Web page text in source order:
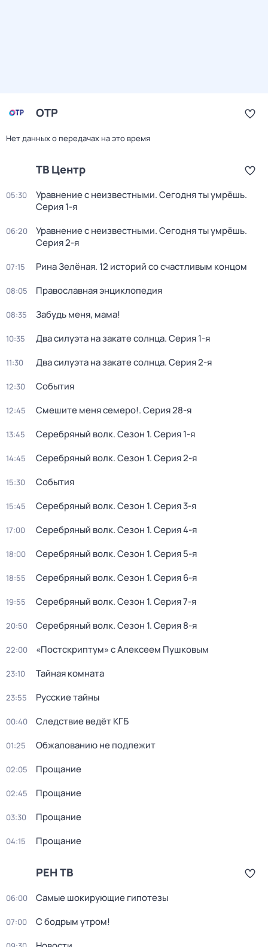
ОТР
Нет данных о передачах на это время
ТВ Центр
05:30 Уравнение с неизвестными. Сегодня ты умрёшь.
Серия 1-я
06:20 Уравнение с неизвестными. Сегодня ты умрёшь.
Серия 2-я
07:15 Рина Зелёная. 12 историй со счастливым концом
08:05 Православная энциклопедия
08:35 Забудь меня, мама!
10:35 Два силуэта на закате солнца. Серия 1-я
11:30 Два силуэта на закате солнца. Серия 2-я
12:30 События
12:45 Смешите меня семеро!. Серия 28-я
13:45 Серебряный волк. Сезон 1. Серия 1-я
14:45 Серебряный волк. Сезон 1. Серия 2-я
15:30 События
15:45 Серебряный волк. Сезон 1. Серия 3-я
17:00 Серебряный волк. Сезон 1. Серия 4-я
18:00 Серебряный волк. Сезон 1. Серия 5-я
18:55 Серебряный волк. Сезон 1. Серия 6-я
19:55 Серебряный волк. Сезон 1. Серия 7-я
20:50 Серебряный волк. Сезон 1. Серия 8-я
22:00 «Постскриптум» с Алексеем Пушковым
23:10 Тайная комната
23:55 Русские тайны
00:40 Следствие ведёт КГБ
01:25 Обжалованию не подлежит
02:05 Прощание
02:45 Прощание
03:30 Прощание
04:15 Прощание
РЕН ТВ
06:00 Самые шoкиpующие гипотезы
07:00 С бодрым утром!